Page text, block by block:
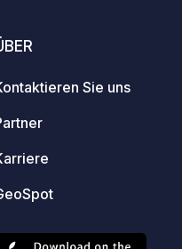
Sie uns